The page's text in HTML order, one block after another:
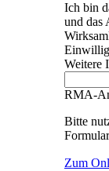
Ich bin
und das
Weitere
RMA-
Bitte
Zum